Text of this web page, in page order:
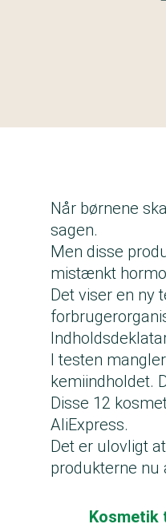
Når børnene
sagen.
Men disse
mistænkt
Det viser en ny
I testen
kemiindholdet.
Disse 12
AliExpress.
Det er ulovligt
produkterne nu
Kosmetik